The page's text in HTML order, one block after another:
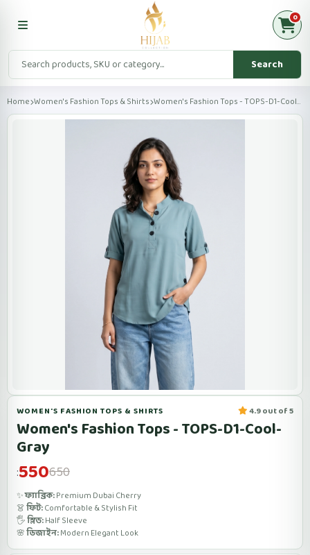
Search
0
Home Women's Fashion Tops & Shirts Women's Fashion Tops - TOPS-D1-Cool-Gray
WOMEN'S FASHION TOPS & SHIRTS 4.9 out of 5
Women's Fashion Tops - TOPS-D1-Cool-
Gray
:550650
✨ফ্যাব্রিক:Premium Dubai Cherry
👗ফিট:Comfortable & Stylish Fit
🖐️স্লিভ:Half Sleeve
🌸ডিজাইন:Modern Elegant Look